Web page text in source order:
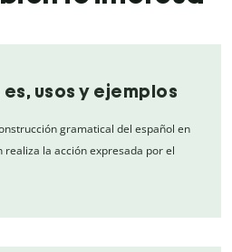
usos y ejemplos
gramatical del español en
realiza la acción expresada por el